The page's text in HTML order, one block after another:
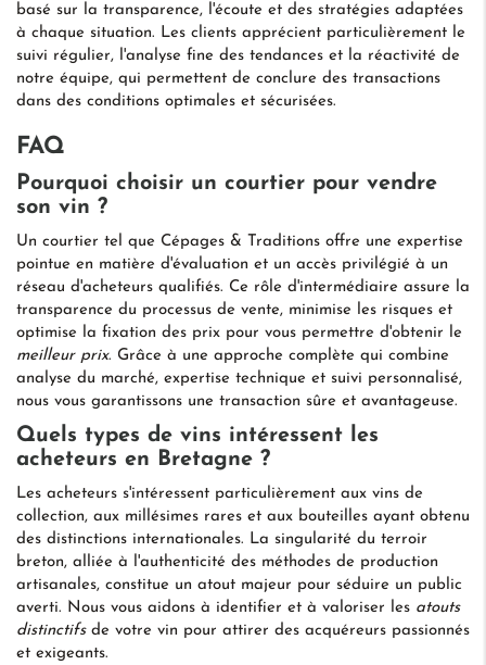
basé sur la transparence, l'écoute et des stratégies adaptées
à chaque situation. Les clients apprécient particulièrement le
suivi régulier, l'analyse fine des tendances et la réactivité de
notre équipe, qui permettent de conclure des transactions
dans des conditions optimales et sécurisées.
FAQ
Pourquoi choisir un courtier pour vendre
son vin ?
Un courtier tel que Cépages & Traditions offre une expertise
pointue en matière d'évaluation et un accès privilégié à un
réseau d'acheteurs qualifiés. Ce rôle d'intermédiaire assure la
transparence du processus de vente, minimise les risques et
optimise la fixation des prix pour vous permettre d'obtenir le
meilleur prix. Grâce à une approche complète qui combine
analyse du marché, expertise technique et suivi personnalisé,
nous vous garantissons une transaction sûre et avantageuse.
Quels types de vins intéressent les
acheteurs en Bretagne ?
Les acheteurs s'intéressent particulièrement aux vins de
collection, aux millésimes rares et aux bouteilles ayant obtenu
des distinctions internationales. La singularité du terroir
breton, alliée à l'authenticité des méthodes de production
artisanales, constitue un atout majeur pour séduire un public
averti. Nous vous aidons à identifier et à valoriser les atouts
distinctifsde votre vin pour attirer des acquéreurs passionnés
et exigeants.